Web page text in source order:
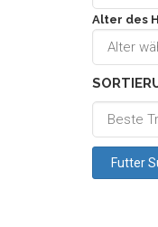
Alter des